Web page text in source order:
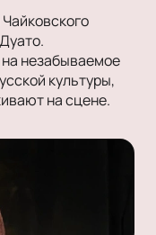
незабываемое
культуры,
на сцене.